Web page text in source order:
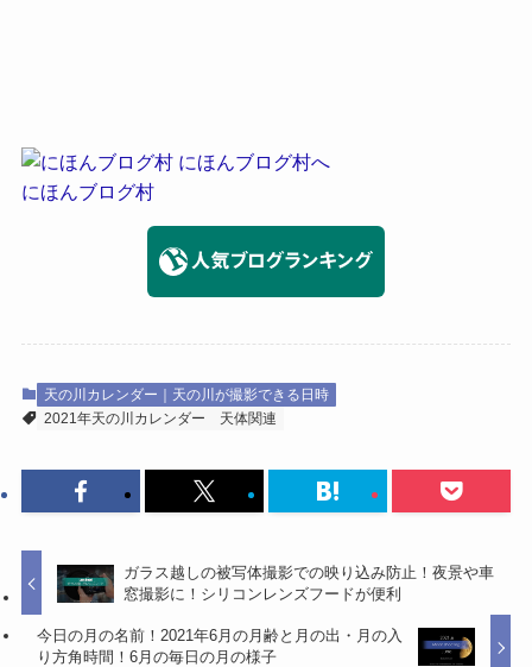
にほんブログ村
天の川カレンダー｜天の川が撮影できる日時
2021年天の川カレンダー
天体関連
ガラス越しの被写体撮影での映り込み防止！夜景や車
窓撮影に！シリコンレンズフードが便利
今日の月の名前！2021年6月の月齢と月の出・月の入
り方角時間！6月の毎日の月の様子